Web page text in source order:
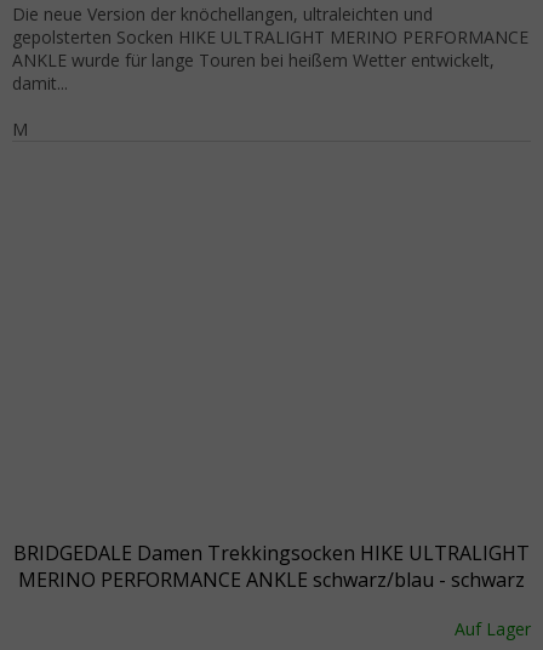
Die neue Version der knöchellangen, ultraleichten und
gepolsterten Socken HIKE ULTRALIGHT MERINO PERFORMANCE
ANKLE wurde für lange Touren bei heißem Wetter entwickelt,
damit...
M
BRIDGEDALE Damen Trekkingsocken HIKE ULTRALIGHT
MERINO PERFORMANCE ANKLE schwarz/blau - schwarz
Auf Lager